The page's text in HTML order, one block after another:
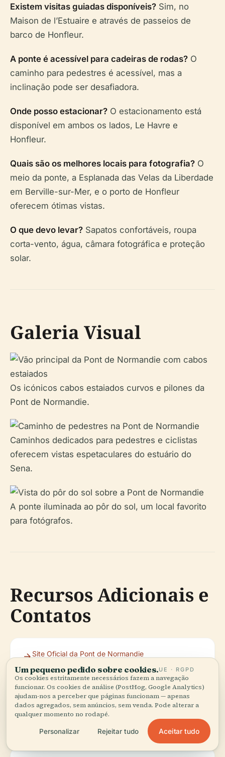
Existem visitas guiadas disponíveis? Sim, no
Maison de l’Estuaire e através de passeios de
barco de Honfleur.
A ponte é acessível para cadeiras de rodas? O
caminho para pedestres é acessível, mas a
inclinação pode ser desafiadora.
Onde posso estacionar? O estacionamento está
disponível em ambos os lados, Le Havre e
Honfleur.
Quais são os melhores locais para fotografia? O
meio da ponte, a Esplanada das Velas da Liberdade
em Berville-sur-Mer, e o porto de Honfleur
oferecem ótimas vistas.
O que devo levar? Sapatos confortáveis, roupa
corta-vento, água, câmara fotográfica e proteção
solar.
Galeria Visual
Os icónicos cabos estaiados curvos e pilones da
Pont de Normandie.
Caminhos dedicados para pedestres e ciclistas
oferecem vistas espetaculares do estuário do
Sena.
A ponte iluminada ao pôr do sol, um local favorito
para fotógrafos.
Recursos Adicionais e
Contatos
Site Oficial da Pont de Normandie
Turismo de Le Havre
Turismo de Honfleur
Um pequeno pedido sobre cookies.UE · RGPD
Os cookies estritamente necessários fazem a navegação
funcionar. Os cookies de análise (PostHog, Google Analytics)
ajudam-nos a perceber que páginas funcionam — apenas
dados agregados, sem anúncios, sem venda. Pode alterar a
qualquer momento no rodapé.
Personalizar Rejeitar tudo Aceitar tudo